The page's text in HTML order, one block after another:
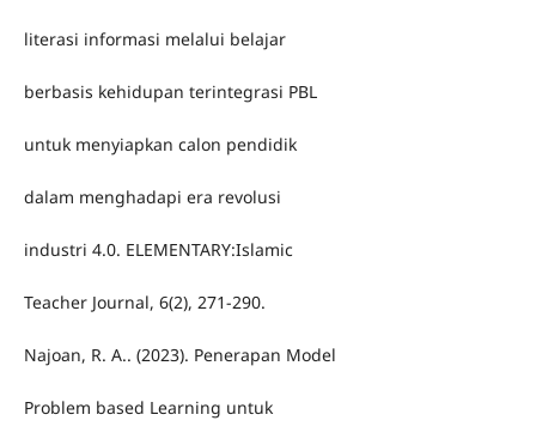
literasi informasi melalui belajar
berbasis kehidupan terintegrasi PBL
untuk menyiapkan calon pendidik
dalam menghadapi era revolusi
industri 4.0. ELEMENTARY:Islamic
Teacher Journal, 6(2), 271-290.
Najoan, R. A.. (2023). Penerapan Model
Problem based Learning untuk